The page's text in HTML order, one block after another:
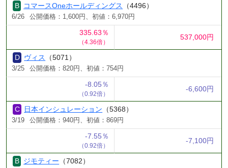
コマースOneホールディングス （4496）
6/26 公開価格：1,600円、初値：6,970円
335.63％
（4.36倍）
537,000円
ヴィス （5071）
3/25 公開価格：820円、初値：754円
-8.05％
（0.92倍）
-6,600円
日本インシュレーション （5368）
3/19 公開価格：940円、初値：869円
-7.55％
（0.92倍）
-7,100円
ジモティー （7082）